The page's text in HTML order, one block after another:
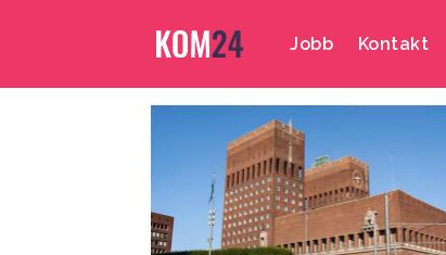
Jobb Kontakt
Emne:
helseetaten